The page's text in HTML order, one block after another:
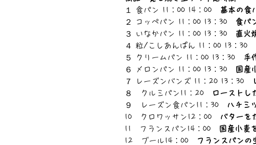
１ 食パン 11：00 14：00
基本の食
２ コッペパン 11：00 13：30
食パ
３ いなかパン 11：00 13：30
直火
４ 粒/こしあんぱん 11：00 13：30
５ クリームパン 11：00 13：30
手
６ メロンパン 11：00 13：30
国産
７ レーズンバンズ 11：20 13：30
８　クルミパン11：20
ローストし
９　レーズン食パン11：30
ハチミ
10　クロワッサン12：00
バターを
11　フランスパン14：00
国産小麦
12　ブール14：00
フランスパンの